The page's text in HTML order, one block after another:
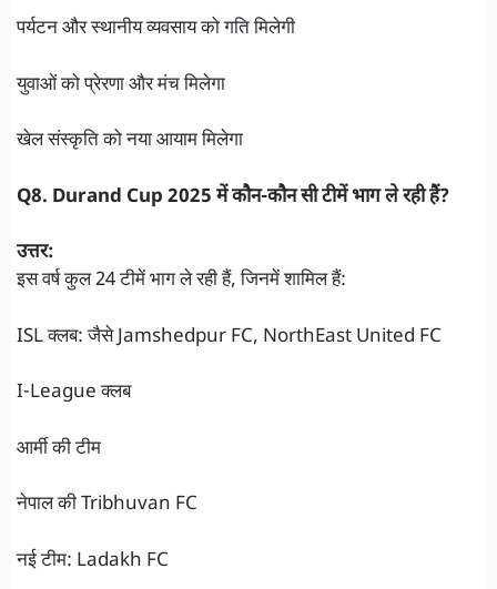
पर्यटन और स्थानीय व्यवसाय को गति मिलेगी
युवाओं को प्रेरणा और मंच मिलेगा
खेल संस्कृति को नया आयाम मिलेगा
Q8. Durand Cup 2025 में कौन-कौन सी टीमें भाग ले रही हैं?
उत्तर:
इस वर्ष कुल 24 टीमें भाग ले रही हैं, जिनमें शामिल हैं:
ISL क्लब: जैसे Jamshedpur FC, NorthEast United FC
I-League क्लब
आर्मी की टीम
नेपाल की Tribhuvan FC
नई टीम: Ladakh FC